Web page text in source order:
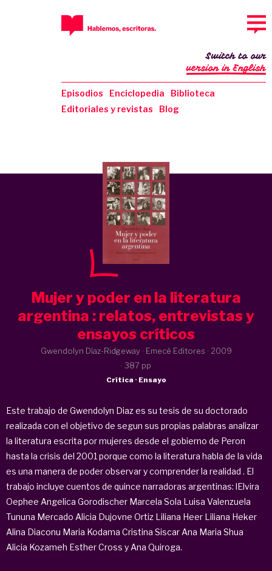
Episodios Enciclopedia
Biblioteca
Editoriales y revistas
Blog
Switch to our
version in English
Mujer y poder en la literatura
argentina : relatos, entrevistas y
ensayos críticos
Gwendolyn Díaz-Ridgeway · Emecé Editores · 2009
· 387 pp
Crítica · Ensayo
Este trabajo de Gwendolyn Diaz es su tesis de su doctorado
realizada con el objetivo de segun sus propias palabras analizar
la literatura escrita por mujeres desde el gobierno de Peron
hasta la crisis del 2001 porque como la literatura habla de la vida
es una manera de poder observar y comprender la realidad . El
trabajo incluye cuentos de quince narradoras argentinas: lElvira
Oephee Angelica Gorodischer Marcela Sola Luisa Valenzuela
Tununa Mercado Alicia Dujovne Ortiz Liliana Heer Liliana Heker
Alina Diaconu Maria Kodama Cristina Siscar Ana Maria Shua
Alicia Kozameh Esther Cross y Ana Quiroga.